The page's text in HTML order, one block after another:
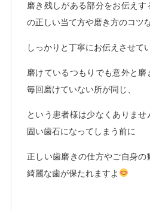
磨き残しがある部分をお伝え
の正しい当て方や磨き方のコツ
しっかりと丁寧にお伝えさせて
磨けているつもりでも意外と
毎回磨けていない所が同じ、
という患者様は少なくありませ
固い歯石になってしまう前に
正しい歯磨きの仕方やご自身の
綺麗な歯が保たれますよ